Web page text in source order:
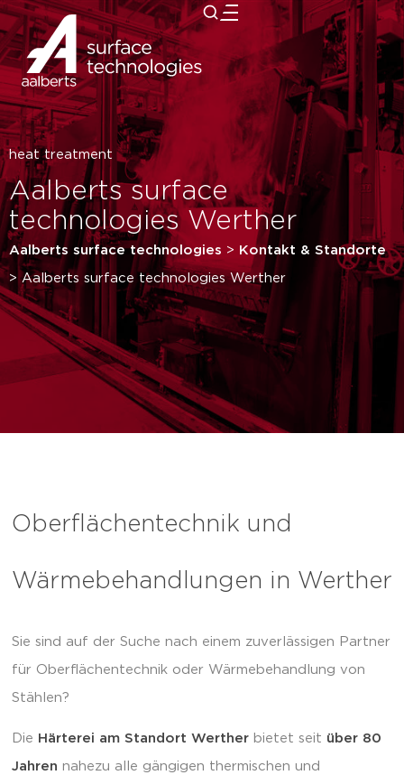
zurück
heat treatment
Aalberts surface
technologies Werther
Aalberts surface technologies > Kontakt & Standorte
>Aalberts surface technologies Werther
Oberflächentechnik und
Wärmebehandlungen in Werther
Sie sind auf der Suche nach einem zuverlässigen Partner
für Oberflächentechnik oder Wärmebehandlung von
Stählen?
Die Härterei am Standort Werther bietet seit über 80
Jahren nahezu alle gängigen thermischen und